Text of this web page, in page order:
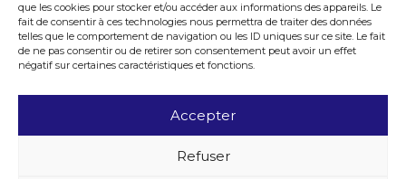
que les cookies pour stocker et/ou accéder aux informations des appareils. Le
fait de consentir à ces technologies nous permettra de traiter des données
telles que le comportement de navigation ou les ID uniques sur ce site. Le fait
de ne pas consentir ou de retirer son consentement peut avoir un effet
négatif sur certaines caractéristiques et fonctions.
Accepter
Refuser